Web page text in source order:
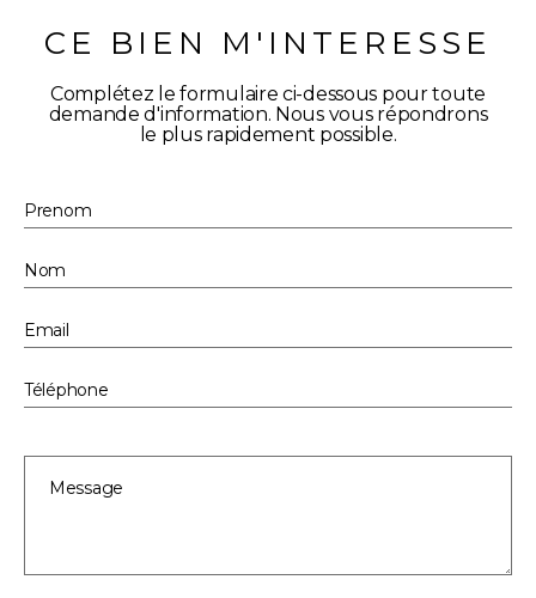
CE BIEN M'INTERESSE
Complétez le formulaire ci-dessous pour toute
demande d'information. Nous vous répondrons
le plus rapidement possible.